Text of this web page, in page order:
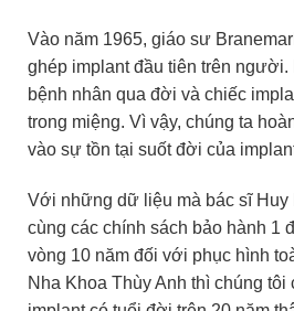
Vào năm 1965, giáo sư
ghép implant đầu tiên trên người.
bệnh nhân qua đời và chiếc
trong miệng. Vì vậy, chúng ta
vào sự tồn tại suốt đời của
Với những dữ liệu mà bác sĩ Huy
cùng các chính sách bảo hành 1
vòng 10 năm đối với phục hình
Nha Khoa Thùy Anh thì chúng tôi